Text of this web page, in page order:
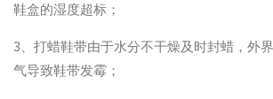
鞋盒的湿度超标；
3、打蜡鞋带由于水分不干燥及时封蜡，外
气导致鞋带发霉；